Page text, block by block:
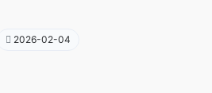
2026-02-04